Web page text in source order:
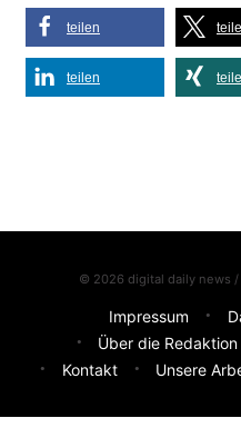
teilen
teilen
© 2026 digital daily news /
Impressum
Über die Redaktion
Kontakt
Unsere